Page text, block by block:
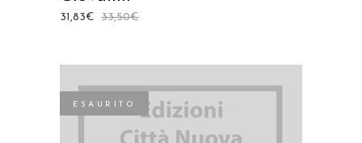
33,50€
31,83€
ESAURITO